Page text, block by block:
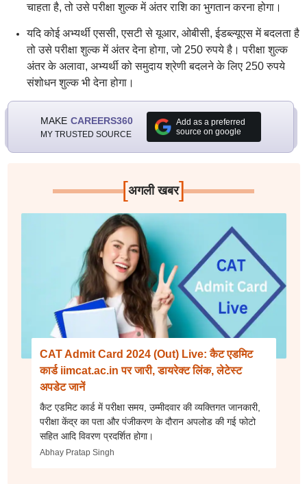
चाहता है, तो उसे परीक्षा शुल्क में अंतर राशि का भुगतान करना होगा।
यदि कोई अभ्यर्थी एससी, एसटी से यूआर, ओबीसी, ईडब्ल्यूएस में बदलता है
तो उसे परीक्षा शुल्क में अंतर देना होगा, जो 250 रुपये है। परीक्षा शुल्क
अंतर के अलावा, अभ्यर्थी को समुदाय श्रेणी बदलने के लिए 250 रुपये
संशोधन शुल्क भी देना होगा।
MAKE CAREERS360
MY TRUSTED SOURCE
Add as a preferred
source on google
[अगली खबर]
CAT Admit Card 2024 (Out) Live: कैट एडमिट
कार्ड iimcat.ac.in पर जारी, डायरेक्ट लिंक, लेटेस्ट
अपडेट जानें
कैट एडमिट कार्ड में परीक्षा समय, उम्मीदवार की व्यक्तिगत जानकारी,
परीक्षा केंद्र का पता और पंजीकरण के दौरान अपलोड की गई फोटो
सहित आदि विवरण प्रदर्शित होगा।
Abhay Pratap Singh